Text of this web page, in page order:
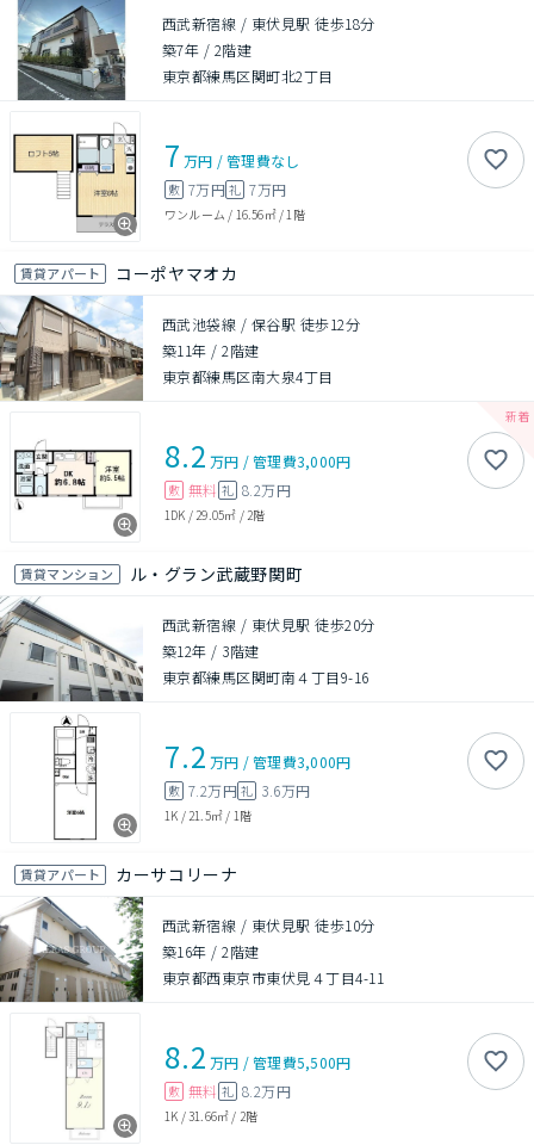
西武新宿線 / 東伏見駅 徒歩18分
築7年 / 2階建
東京都練馬区関町北2丁目
7 万円 /管理費なし
敷 7万円礼 7万円
ワンルーム / 16.56㎡/ 1階
賃貸アパート コーポヤマオカ
西武池袋線 / 保谷駅 徒歩12分
築11年 /2階建
東京都練馬区南大泉4丁目
8.2 万円 /管理費3,000円
敷 無料 礼 8.2万円
1DK / 29.05㎡ / 2階
賃貸マンション ル・グラン武蔵野関町
西武新宿線 / 東伏見駅 徒歩20分
築12年 / 3階建
東京都練馬区関町南４丁目9-16
7.2 万円 /管理費3,000円
敷 7.2万円礼 3.6万円
1K / 21.5㎡ / 1階
賃貸アパート カーサコリーナ
西武新宿線 / 東伏見駅 徒歩10分
築16年 /2階建
東京都西東京市東伏見４丁目4-11
8.2 万円 /管理費5,500円
敷 無料 礼 8.2万円
1K /31.66㎡ / 2階